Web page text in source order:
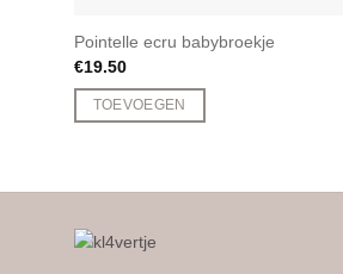
Pointelle ecru babybroekje
€19.50
TOEVOEGEN
heeft
variaties.